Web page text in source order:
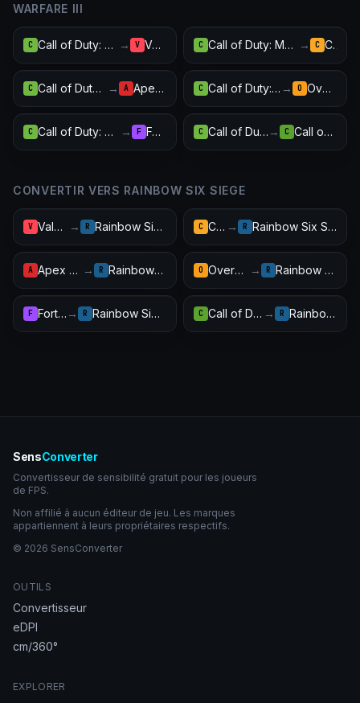
WARFARE III
C Call of Duty: Modern Warfare III → V Valorant C Call of Duty: Modern Warfare III → C CS2
C Call of Duty: Modern Warfare III → A Apex Legends C Call of Duty: Modern Warfare III → O Overwatch 2
C Call of Duty: Modern Warfare III → F Fortnite C Call of Duty: Modern Warfare III → C Call of Duty: Warzone
CONVERTIR VERS RAINBOW SIX SIEGE
V Valorant → R Rainbow Six Siege C CS2 → R Rainbow Six Siege
A Apex Legends → R Rainbow Six Siege O Overwatch 2 → R Rainbow Six Siege
F Fortnite → R Rainbow Six Siege C Call of Duty: Warzone → R Rainbow Six Siege
SensConverter
Convertisseur de sensibilité gratuit pour les joueurs
de FPS.
Non affilié à aucun éditeur de jeu. Les marques
appartiennent à leurs propriétaires respectifs.
© 2026 SensConverter
OUTILS
Convertisseur
eDPI
cm/360°
EXPLORER